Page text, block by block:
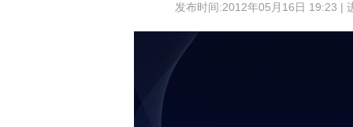
发布时间:2012年05月16日 19:23 |